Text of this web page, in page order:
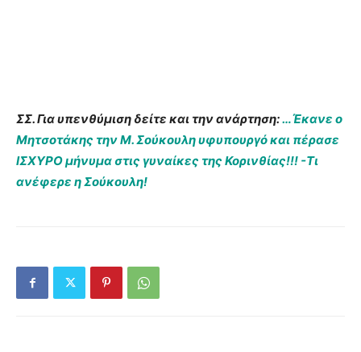
ΣΣ. Για υπενθύμιση δείτε και την ανάρτηση:…Έκανε ο
Μητσοτάκης την Μ. Σούκουλη υφυπουργό και πέρασε
ΙΣΧΥΡΟ μήνυμα στις γυναίκες της Κορινθίας!!! -Τι
ανέφερε η Σούκουλη!